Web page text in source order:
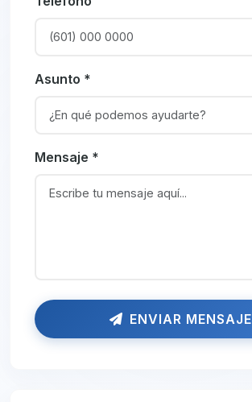
Asunto *
Mensaje *
ENVIAR MENSAJE